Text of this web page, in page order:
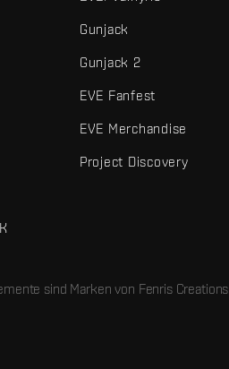
Gunjack
Gunjack 2
EVE Fanfest
EVE Merchandise
Project Discovery
sind Marken von Fenris Creations.